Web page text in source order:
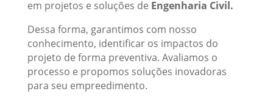
em projetos e soluções de Engenharia Civil.
Dessa forma, garantimos com nosso
conhecimento, identificar os impactos do
projeto de forma preventiva. Avaliamos o
processo e propomos soluções inovadoras
para seu empreedimento.